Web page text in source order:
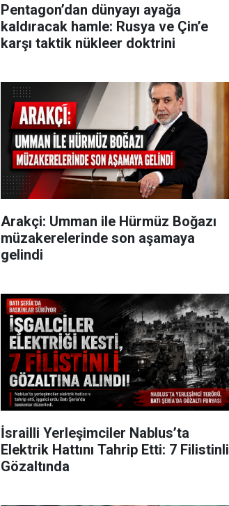
Pentagon’dan dünyayı ayağa
kaldıracak hamle: Rusya ve Çin’e
karşı taktik nükleer doktrini
Arakçi: Umman ile Hürmüz Boğazı
müzakerelerinde son aşamaya
gelindi
İsrailli Yerleşimciler Nablus’ta
Elektrik Hattını Tahrip Etti: 7 Filistinli
Gözaltında